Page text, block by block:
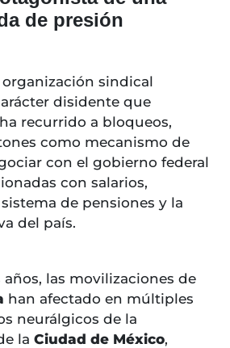
de presión
organización sindical
disidente que
recurrido a bloqueos,
como mecanismo de
con el gobierno federal
con salarios,
de pensiones y la
del país.
las movilizaciones de
han afectado en múltiples
neurálgicos de la
la Ciudad de México,